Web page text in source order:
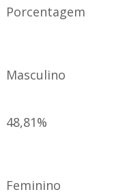
Porcentagem
Masculino
48,81%
Feminino